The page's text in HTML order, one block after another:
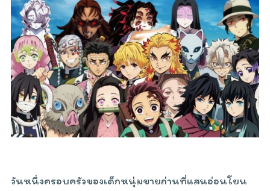
วันหนึ่งครอบครัวของเด็กหนุ่มขายถ่านที่แสนอ่อนโยน